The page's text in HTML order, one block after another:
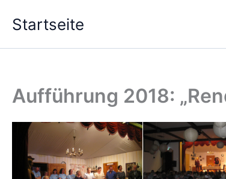
InhaltStartseite
Aufführung 2018: